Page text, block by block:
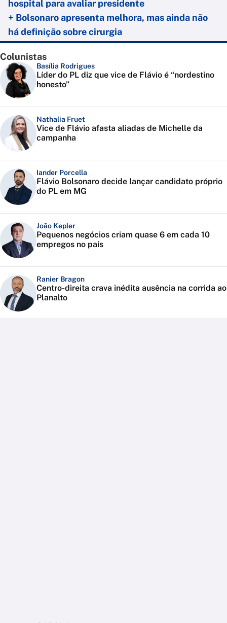
hospital para avaliar presidente
+ Bolsonaro apresenta melhora, mas ainda não
há definição sobre cirurgia
Colunistas
Basília Rodrigues
Líder do PL diz que vice de Flávio é “nordestino
honesto”
Nathalia Fruet
Vice de Flávio afasta aliadas de Michelle da
campanha
Iander Porcella
Flávio Bolsonaro decide lançar candidato próprio
do PL em MG
João Kepler
Pequenos negócios criam quase 6 em cada 10
empregos no país
Ranier Bragon
Centro-direita crava inédita ausência na corrida ao
Planalto